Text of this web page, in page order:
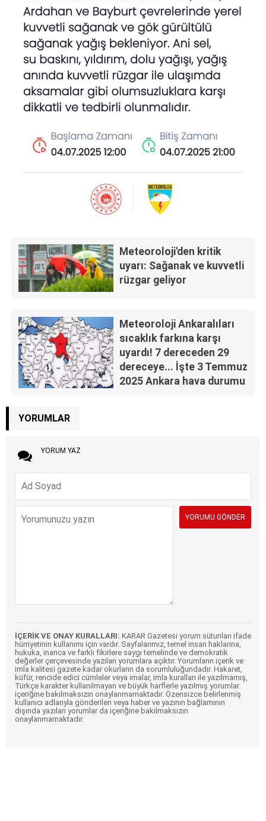
Meteoroloji'den kritik
uyarı: Sağanak ve kuvvetli
rüzgar geliyor
Meteoroloji Ankaralıları
sıcaklık farkına karşı
uyardı! 7 dereceden 29
dereceye... İşte 3 Temmuz
2025 Ankara hava durumu
YORUMLAR
YORUM YAZ
İÇERİK VE ONAY KURALLARI: KARAR Gazetesi yorum sütunları ifade
hürriyetinin kullanımı için vardır. Sayfalarımız, temel insan haklarına,
hukuka, inanca ve farklı fikirlere saygı temelinde ve demokratik
değerler çerçevesinde yazılan yorumlara açıktır. Yorumların içerik ve
imla kalitesi gazete kadar okurların da sorumluluğundadır. Hakaret,
küfür, rencide edici cümleler veya imalar, imla kuralları ile yazılmamış,
Türkçe karakter kullanılmayan ve büyük harflerle yazılmış yorumlar
içeriğine bakılmaksızın onaylanmamaktadır. Özensizce belirlenmiş
kullanıcı adlarıyla gönderilen veya haber ve yazının bağlamının
dışında yazılan yorumlar da içeriğine bakılmaksızın
onaylanmamaktadır.